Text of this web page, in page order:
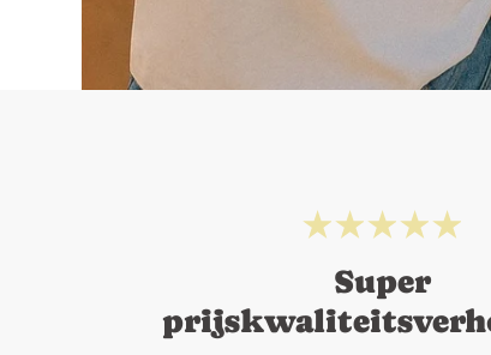
Super